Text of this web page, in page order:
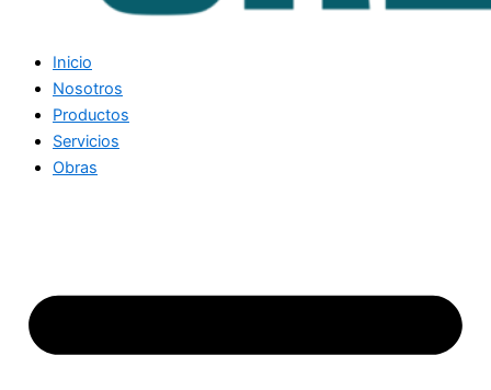
Inicio
Nosotros
Productos
Servicios
Obras